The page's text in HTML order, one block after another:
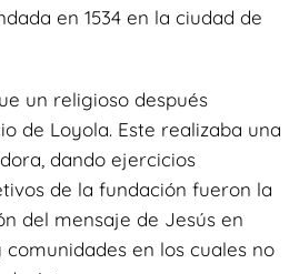
en 1534 en la ciudad de
un religioso después
de Loyola. Este realizaba una
dando ejercicios
de la fundación fueron la
del mensaje de Jesús en
en los cuales no